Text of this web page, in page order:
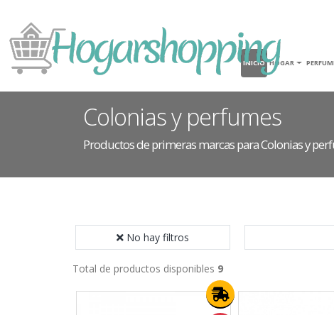
INICIO HOGAR
Colonias y perfumes
Productos de primeras marcas para Colonias y
No hay filtros
Total de productos disponibles 9